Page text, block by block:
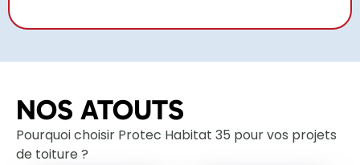
NOS ATOUTS
Pourquoi choisir Protec Habitat 35 pour vos projets
de toiture ?